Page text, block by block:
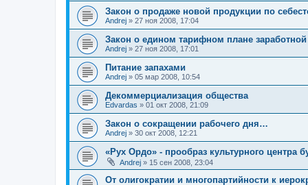
Закон о продаже новой продукции по
Andrej » 27 ноя 2008, 17:04
Закон о едином тарифном плане
Andrej » 27 ноя 2008, 17:01
Питание запахами
Andrej » 05 мар 2008, 10:54
Декоммерциализация общества
Edvardas » 01 окт 2008, 21:09
Закон о сокращении рабочего дня…
Andrej » 30 окт 2008, 12:21
«Рух Ордо» - прообраз культурного центра
Andrej » 15 сен 2008, 23:04
От олигократии и многопартийности к